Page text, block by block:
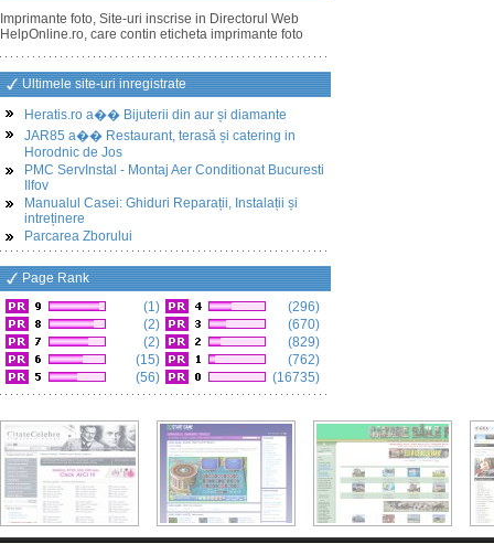
Imprimante foto, Site-uri inscrise in Directorul Web
HelpOnline.ro, care contin eticheta imprimante foto
Ultimele site-uri inregistrate
Heratis.ro a�� Bijuterii din aur și diamante
JAR85 a�� Restaurant, terasă și catering in
Horodnic de Jos
PMC ServInstal - Montaj Aer Conditionat Bucuresti
Ilfov
Manualul Casei: Ghiduri Reparații, Instalații și
intreținere
Parcarea Zborului
Page Rank
(1)
(2)
(2)
(15)
(56)
(296)
(670)
(829)
(762)
(16735)